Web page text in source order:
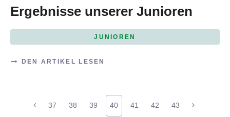
Ergebnisse unserer Junioren
JUNIOREN
DEN ARTIKEL LESEN
37 38 39 40 41 42 43